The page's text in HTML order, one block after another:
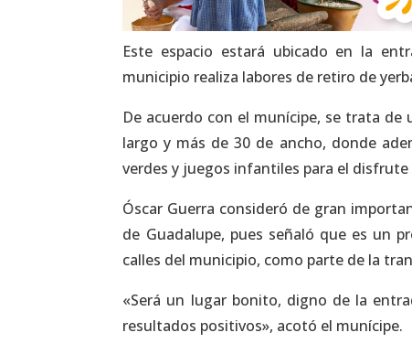
Este espacio estará ubicado en la
municipio realiza labores de retiro de
De acuerdo con el munícipe, se trata
largo y más de 30 de ancho, donde
verdes y juegos infantiles para el
Óscar Guerra consideró de gran
de Guadalupe, pues señaló que es un
calles del municipio, como parte de la
«Será un lugar bonito, digno de la
resultados positivos», acotó el munícipe.